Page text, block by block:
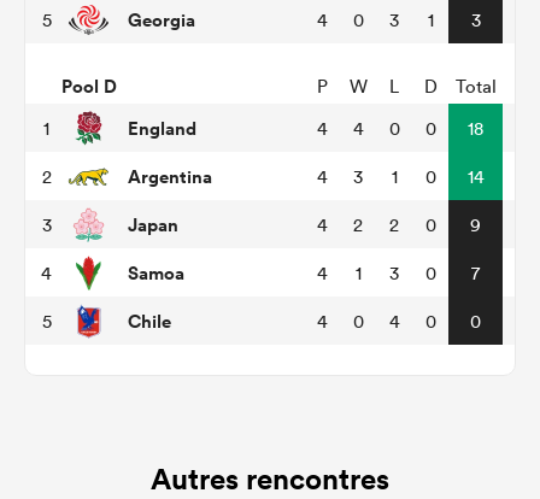
5 Georgia 4 0 3 1 3
Pool D P W L D
Total
1
England 4 4 0 0 18
2 Argentina 4 3 1 0 14
3 Japan 4 2 2 0 9
4 Samoa 4 1 3 0 7
5 Chile 4 0 4 0 0
Autres rencontres